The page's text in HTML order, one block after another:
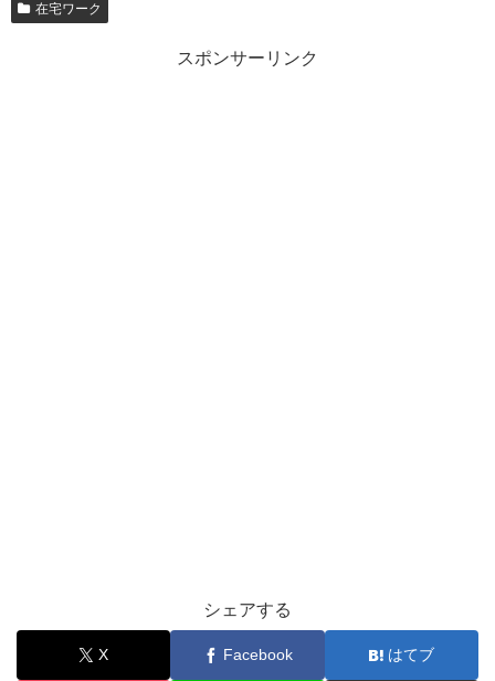
在宅ワーク
スポンサーリンク
シェアする
X Facebook はてブ